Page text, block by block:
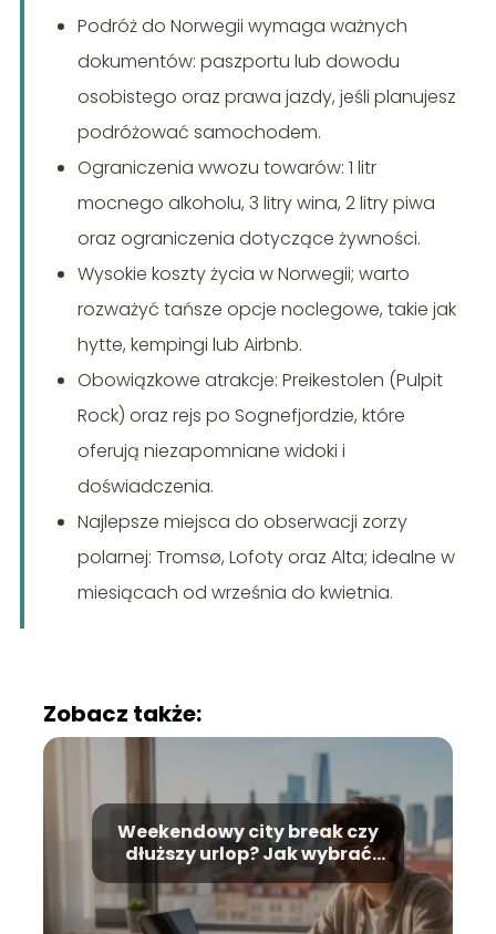
Podróż do Norwegii wymaga ważnych
dokumentów: paszportu lub dowodu
osobistego oraz prawa jazdy, jeśli planujesz
podróżować samochodem.
Ograniczenia wwozu towarów: 1 litr
mocnego alkoholu, 3 litry wina, 2 litry piwa
oraz ograniczenia dotyczące żywności.
Wysokie koszty życia w Norwegii; warto
rozważyć tańsze opcje noclegowe, takie jak
hytte, kempingi lub Airbnb.
Obowiązkowe atrakcje: Preikestolen (Pulpit
Rock) oraz rejs po Sognefjordzie, które
oferują niezapomniane widoki i
doświadczenia.
Najlepsze miejsca do obserwacji zorzy
polarnej: Tromsø, Lofoty oraz Alta; idealne w
miesiącach od września do kwietnia.
Zobacz także:
Weekendowy city break czy
dłuższy urlop? Jak wybrać
formę podróżowania
dopasowaną do swojego
budżetu i czasu